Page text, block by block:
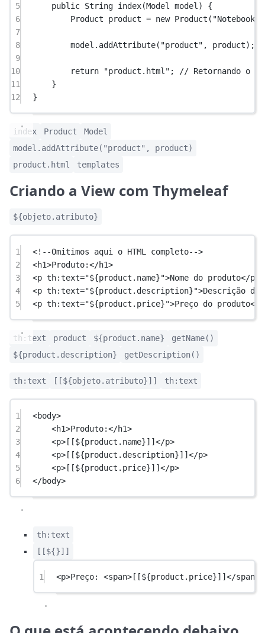
5
public String index(Model model ) {
6
Product product = new Product ( "Notebook"
7
8
model. addAttribute( "product" , product);
9
10
return "product.html" ;
// Retornando o
11
}
12
}
index Product
Model
model.addAttribute("product", product)
product.html
templates
Criando a View com Thymeleaf
${objeto.atributo}
1
<!--Omitimos aqui o HTML completo-->
2
<h1>Produto:</h1>
3
<p th:text="${product.name}">Nome do produto</p
4
<p th:text="${product.description}">Descrição do
5
<p th:text="${product.price}">Preço do produto</
th:text product ${product.name}
getName()
${product.description}
getDescription()
th:text [[${objeto.atributo}]] th:text
1 <body>
2
<h1>Produto:</h1>
3
<p>[[${product.name}]]</p>
4
<p>[[${product.description}]]</p>
5
<p>[[${product.price}]]</p>
6
</body>
th:text
[[${}]]
1 <p>Preço: <span>[[${product.price}]]</span